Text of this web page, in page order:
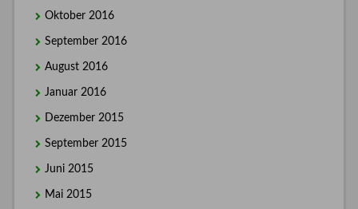
Oktober 2016
September 2016
August 2016
Januar 2016
Dezember 2015
September 2015
Juni 2015
Mai 2015